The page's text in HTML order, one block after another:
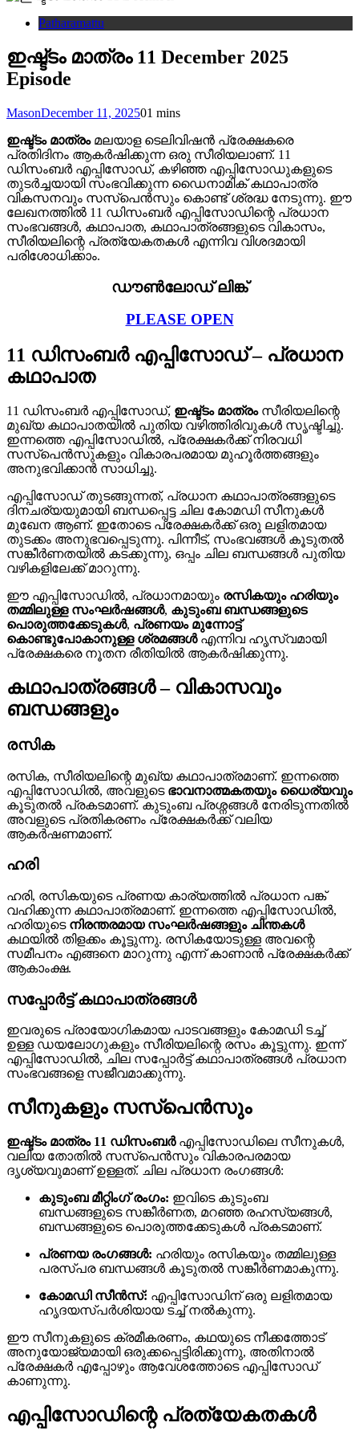
Patharamattu
ഇഷ്ട്ടം മാത്രം 11 December 2025
Episode
MasonDecember 11, 202501 mins
ഇഷ്ട്ടം മാത്രംമലയാള ടെലിവിഷൻ പ്രേക്ഷകരെ
പ്രതിദിനം ആകർഷിക്കുന്ന ഒരു സീരിയലാണ്. 11
ഡിസംബർ എപ്പിസോഡ്, കഴിഞ്ഞ എപ്പിസോഡുകളുടെ
തുടർച്ചയായി സംഭവിക്കുന്ന ഡൈനാമിക് കഥാപാത്ര
വികസനവും സസ്പെൻസും കൊണ്ട് ശ്രദ്ധ നേടുന്നു. ഈ
ലേഖനത്തിൽ 11 ഡിസംബർ എപ്പിസോഡിന്റെ പ്രധാന
സംഭവങ്ങൾ, കഥാപാത, കഥാപാത്രങ്ങളുടെ വികാസം,
സീരിയലിന്റെ പ്രത്യേകതകൾ എന്നിവ വിശദമായി
പരിശോധിക്കാം.
ഡൗൺലോഡ് ലിങ്ക്
PLEASE OPEN
11 ഡിസംബർ എപ്പിസോഡ് – പ്രധാന
കഥാപാത
11 ഡിസംബർ എപ്പിസോഡ്, ഇഷ്ട്ടം മാത്രംസീരിയലിന്റെ
മുഖ്യ കഥാപാതയിൽ പുതിയ വഴിത്തിരിവുകൾ സൃഷ്ടിച്ചു.
ഇന്നത്തെ എപ്പിസോഡിൽ, പ്രേക്ഷകർക്ക് നിരവധി
സസ്പെൻസുകളും വികാരപരമായ മുഹൂർത്തങ്ങളും
അനുഭവിക്കാൻ സാധിച്ചു.
എപ്പിസോഡ് തുടങ്ങുന്നത്, പ്രധാന കഥാപാത്രങ്ങളുടെ
ദിനചര്യയുമായി ബന്ധപ്പെട്ട ചില കോമഡി സീനുകൾ
മുഖേന ആണ്. ഇതോടെ പ്രേക്ഷകർക്ക് ഒരു ലളിതമായ
തുടക്കം അനുഭവപ്പെടുന്നു. പിന്നീട്, സംഭവങ്ങൾ കൂടുതൽ
സങ്കീർണതയിൽ കടക്കുന്നു, ഒപ്പം ചില ബന്ധങ്ങൾ പുതിയ
വഴികളിലേക്ക് മാറുന്നു.
ഈ എപ്പിസോഡിൽ, പ്രധാനമായും രസികയും ഹരിയും
തമ്മിലുള്ള സംഘർഷങ്ങൾ, കുടുംബ ബന്ധങ്ങളുടെ
പൊരുത്തക്കേടുകൾ, പ്രണയം മുന്നോട്ട്
കൊണ്ടുപോകാനുള്ള ശ്രമങ്ങൾഎന്നിവ ഹൃസ്വമായി
പ്രേക്ഷകരെ നൂതന രീതിയിൽ ആകർഷിക്കുന്നു.
കഥാപാത്രങ്ങൾ – വികാസവും
ബന്ധങ്ങളും
രസിക
രസിക, സീരിയലിന്റെ മുഖ്യ കഥാപാത്രമാണ്. ഇന്നത്തെ
എപ്പിസോഡിൽ, അവളുടെ ഭാവനാത്മകതയും ധൈര്യവും
കൂടുതൽ പ്രകടമാണ്. കുടുംബ പ്രശ്നങ്ങൾ നേരിടുന്നതിൽ
അവളുടെ പ്രതികരണം പ്രേക്ഷകർക്ക് വലിയ
ആകർഷണമാണ്.
ഹരി
ഹരി, രസികയുടെ പ്രണയ കാര്യത്തിൽ പ്രധാന പങ്ക്
വഹിക്കുന്ന കഥാപാത്രമാണ്. ഇന്നത്തെ എപ്പിസോഡിൽ,
ഹരിയുടെ നിരന്തരമായ സംഘർഷങ്ങളും ചിന്തകൾ
കഥയിൽ തിളക്കം കൂട്ടുന്നു. രസികയോടുള്ള അവന്റെ
സമീപനം എങ്ങനെ മാറുന്നു എന്ന് കാണാൻ പ്രേക്ഷകർക്ക്
ആകാംക്ഷ.
സപ്പോർട്ട് കഥാപാത്രങ്ങൾ
ഇവരുടെ പ്രായോഗികമായ പാടവങ്ങളും കോമഡി ടച്ച്
ഉള്ള ഡയലോഗുകളും സീരിയലിന്റെ രസം കൂട്ടുന്നു. ഇന്ന്
എപ്പിസോഡിൽ, ചില സപ്പോർട്ട് കഥാപാത്രങ്ങൾ പ്രധാന
സംഭവങ്ങളെ സജീവമാക്കുന്നു.
സീനുകളും സസ്പെൻസും
ഇഷ്ട്ടം മാത്രം 11 ഡിസംബർഎപ്പിസോഡിലെ സീനുകൾ,
വലിയ തോതിൽ സസ്പെൻസും വികാരപരമായ
ദൃശ്യവുമാണ് ഉള്ളത്. ചില പ്രധാന രംഗങ്ങൾ:
കുടുംബ മീറ്റിംഗ് രംഗം: ഇവിടെ കുടുംബ
ബന്ധങ്ങളുടെ സങ്കീർണത, മറഞ്ഞ രഹസ്യങ്ങൾ,
ബന്ധങ്ങളുടെ പൊരുത്തക്കേടുകൾ പ്രകടമാണ്.
പ്രണയ രംഗങ്ങൾ: ഹരിയും രസികയും തമ്മിലുള്ള
പരസ്പര ബന്ധങ്ങൾ കൂടുതൽ സങ്കീർണമാകുന്നു.
കോമഡി സീൻസ്: എപ്പിസോഡിന് ഒരു ലളിതമായ
ഹൃദയസ്പർശിയായ ടച്ച് നൽകുന്നു.
ഈ സീനുകളുടെ ക്രമീകരണം, കഥയുടെ നീക്കത്തോട്
അനുയോജ്യമായി ഒരുക്കപ്പെട്ടിരിക്കുന്നു, അതിനാൽ
പ്രേക്ഷകർ എപ്പോഴും ആവേശത്തോടെ എപ്പിസോഡ്
കാണുന്നു.
എപ്പിസോഡിന്റെ പ്രത്യേകതകൾ